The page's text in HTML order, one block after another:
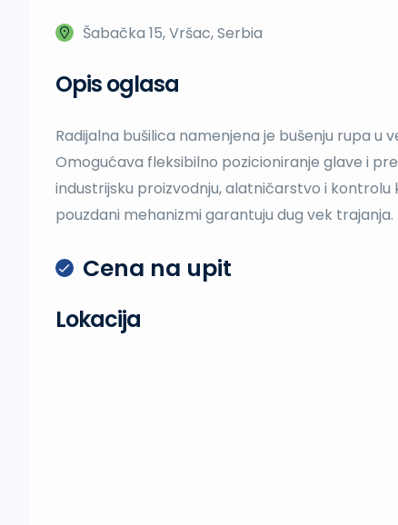
Šabačka 15, Vršac, Serbia
Opis oglasa
Radijalna bušilica namenjena je bušenju rupa u
Omogućava fleksibilno pozicioniranje glave i
industrijsku proizvodnju, alatničarstvo i kontrolu
pouzdani mehanizmi garantuju dug vek trajanja.
Cena na upit
Lokacija